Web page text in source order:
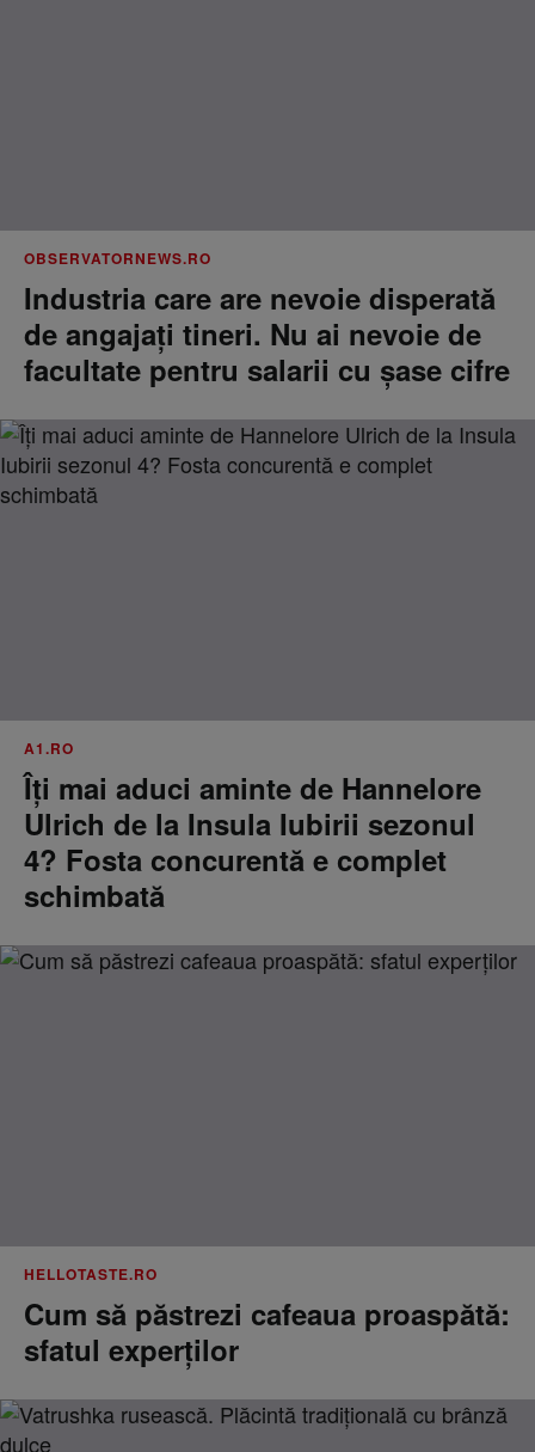
OBSERVATORNEWS.RO
Industria care are nevoie disperată
de angajaţi tineri. Nu ai nevoie de
facultate pentru salarii cu şase cifre
A1.RO
Îți mai aduci aminte de Hannelore
Ulrich de la Insula Iubirii sezonul
4? Fosta concurentă e complet
schimbată
HELLOTASTE.RO
Cum să păstrezi cafeaua proaspătă:
sfatul experților